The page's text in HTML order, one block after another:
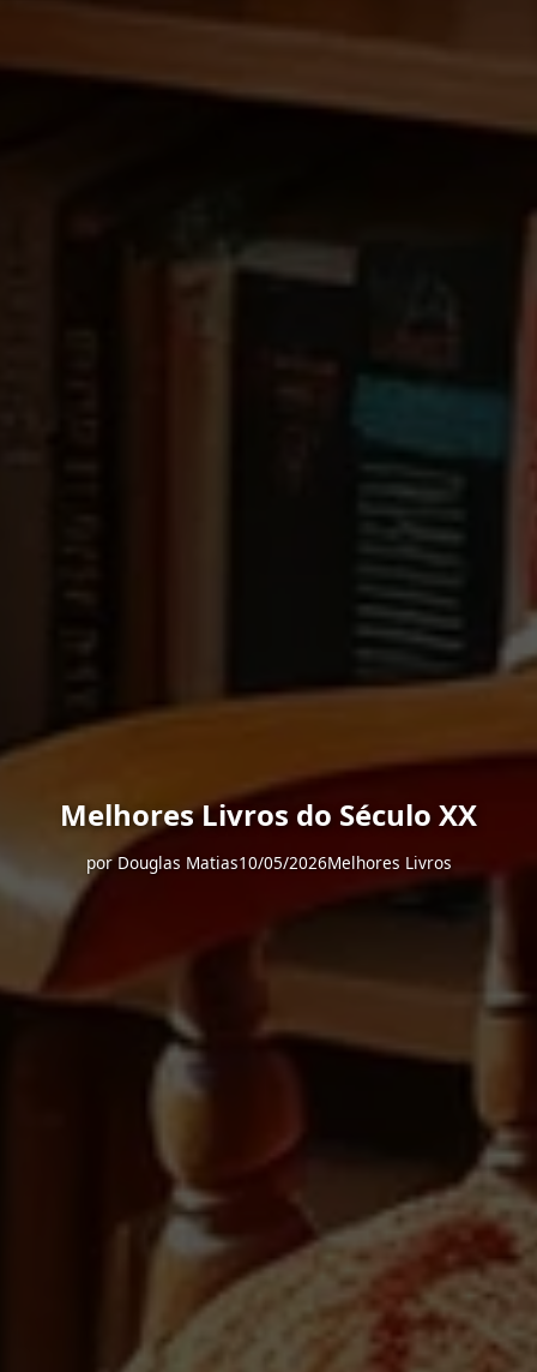
Melhores Livros do Século XX
porDouglas Matias10/05/2026Melhores Livros